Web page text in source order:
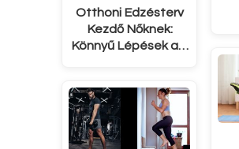
Otthoni Edzésterv
Kezdő Nőknek:
Könnyű Lépések a…